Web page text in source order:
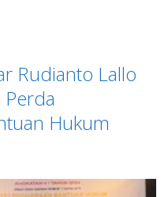
Rudianto Lallo
Hukum